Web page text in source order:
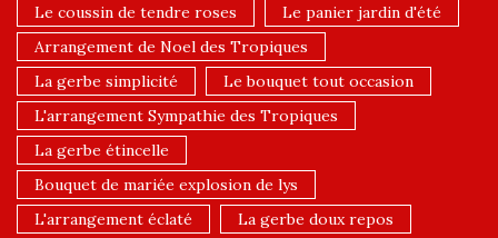
Le coussin de tendre roses
Le panier jardin d'été
Arrangement de Noel des Tropiques
La gerbe simplicité
Le bouquet tout occasion
L'arrangement Sympathie des Tropiques
La gerbe étincelle
Bouquet de mariée explosion de lys
L'arrangement éclaté
La gerbe doux repos